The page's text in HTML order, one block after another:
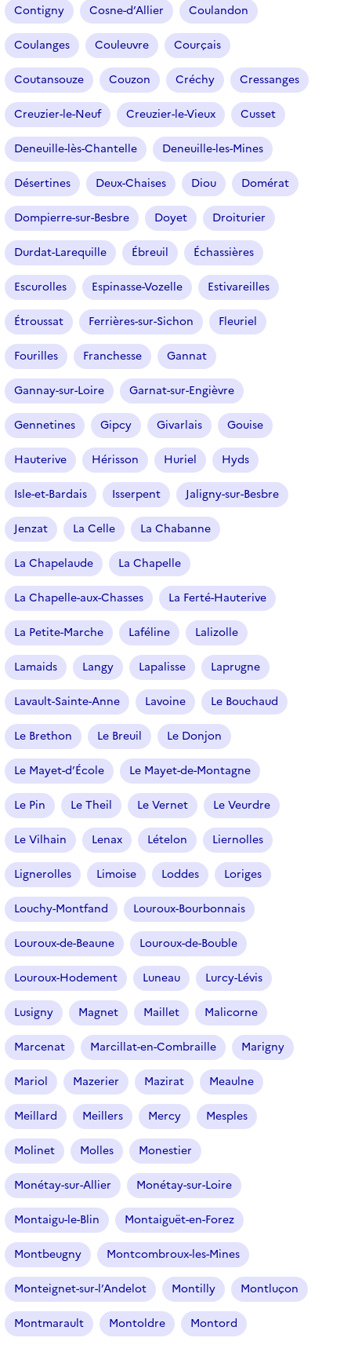
n
é
)
Contigny Cosne-d’Allier Coulandon
Coulanges Couleuvre Courçais
Coutansouze Couzon Créchy Cressanges
Creuzier-le-Neuf Creuzier-le-Vieux Cusset
Deneuille-lès-Chantelle Deneuille-les-Mines
Désertines Deux-Chaises Diou Domérat
Dompierre-sur-Besbre Doyet Droiturier
Durdat-Larequille Ébreuil Échassières
Escurolles Espinasse-Vozelle Estivareilles
Étroussat Ferrières-sur-Sichon Fleuriel
Fourilles Franchesse Gannat
Gannay-sur-Loire Garnat-sur-Engièvre
Gennetines Gipcy Givarlais Gouise
Hauterive Hérisson Huriel Hyds
Isle-et-Bardais Isserpent Jaligny-sur-Besbre
Jenzat La Celle La Chabanne
La Chapelaude La Chapelle
La Chapelle-aux-Chasses La Ferté-Hauterive
La Petite-Marche Laféline Lalizolle
Lamaids Langy Lapalisse Laprugne
Lavault-Sainte-Anne Lavoine Le Bouchaud
Le Brethon Le Breuil Le Donjon
Le Mayet-d’École Le Mayet-de-Montagne
Le Pin Le Theil Le Vernet Le Veurdre
Le Vilhain Lenax Lételon Liernolles
Lignerolles Limoise Loddes Loriges
Louchy-Montfand Louroux-Bourbonnais
Louroux-de-Beaune Louroux-de-Bouble
Louroux-Hodement Luneau Lurcy-Lévis
Lusigny Magnet Maillet Malicorne
Marcenat Marcillat-en-Combraille Marigny
Mariol Mazerier Mazirat Meaulne
Meillard Meillers Mercy Mesples
Molinet Molles Monestier
Monétay-sur-Allier Monétay-sur-Loire
Montaigu-le-Blin Montaiguët-en-Forez
Montbeugny Montcombroux-les-Mines
Monteignet-sur-l’Andelot Montilly Montluçon
Montmarault Montoldre Montord